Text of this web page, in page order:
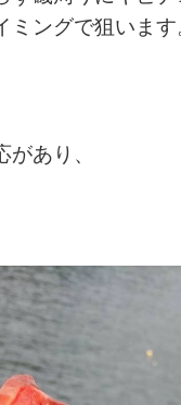
ミングで狙います
があり、